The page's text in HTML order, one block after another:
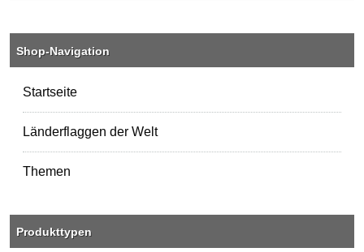
Shop-Navigation
Startseite
Länderflaggen der Welt
Themen
Produkttypen